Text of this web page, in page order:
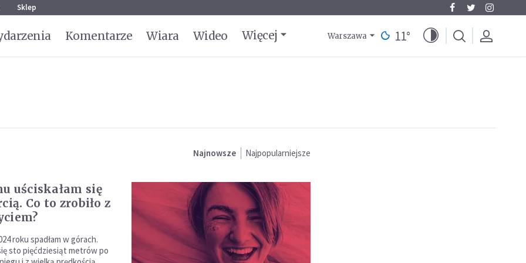
Sklep
Komentarze Wiara Wideo Więcej Warszawa 11°
Najnowsze Najpopularniejsze
uściskałam się
Co to zrobiło z
roku spadłam w górach.
sto pięćdziesiąt metrów po